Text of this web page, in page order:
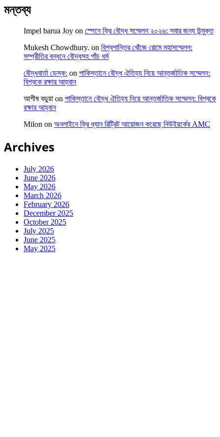
মন্তব্য
Impel barua Joy on স্পেনে ফ্রি বৌদ্ধ সম্মেলন ২০২৬: সবার জন্য উন্মুক্ত
Mukesh Chowdhury. on বিশ্বশান্তির খোঁজে রোমে মহাসম্মেলন:
সম্প্রীতির বন্ধনে বৌদ্ধসহ পাঁচ ধর্ম
বৌদ্ধবার্তা ডেস্ক: on পাকিস্তানে বৌদ্ধ ঐতিহ্য নিয়ে আন্তর্জাতিক সম্মেলন:
বিশ্বকে রক্ষার আহ্বান
আশীষ বড়ুয়া on পাকিস্তানে বৌদ্ধ ঐতিহ্য নিয়ে আন্তর্জাতিক সম্মেলন: বিশ্বকে
রক্ষার আহ্বান
Milon on অনলাইনে ফ্রি ধ্যান রিট্রিট আয়োজন করেছে নিউইয়র্কের AMC
Archives
July 2026
June 2026
May 2026
March 2026
February 2026
December 2025
October 2025
July 2025
June 2025
May 2025